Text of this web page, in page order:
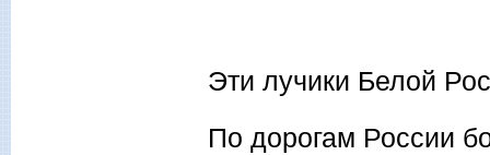
Эти лучики Белой
По дорогам России